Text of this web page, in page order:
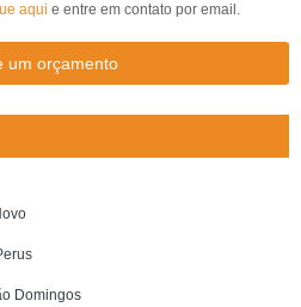
aqui e entre em contato por email.
um orçamento
Domingos